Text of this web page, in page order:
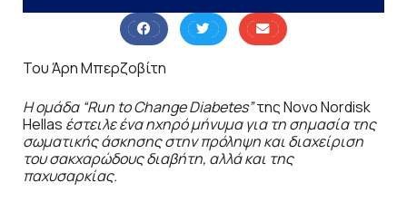
Του Άρη Μπερζοβίτη
Η ομάδα “Run to Change Diabetes”της Novo Nordisk
Hellas έστειλε ένα ηχηρό μήνυμα για τη σημασία της
σωματικής άσκησης στην πρόληψη και διαχείριση
του σακχαρώδους διαβήτη, αλλά και της
παχυσαρκίας.